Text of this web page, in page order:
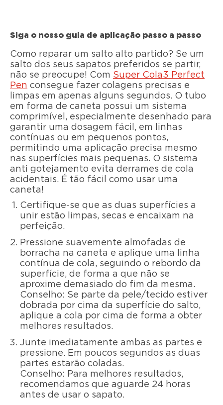
Siga o nosso guia de aplicação passo a passo
Como reparar um salto alto partido? Se um
salto dos seus sapatos preferidos se partir,
não se preocupe! Com Super Cola3 Perfect
Pen consegue fazer colagens precisas e
limpas em apenas alguns segundos. O tubo
em forma de caneta possui um sistema
comprimível, especialmente desenhado para
garantir uma dosagem fácil, em linhas
contínuas ou em pequenos pontos,
permitindo uma aplicação precisa mesmo
nas superfícies mais pequenas. O sistema
anti gotejamento evita derrames de cola
acidentais. É tão fácil como usar uma
caneta!
Certifique-se que as duas superfícies a
unir estão limpas, secas e encaixam na
perfeição.
Pressione suavemente almofadas de
borracha na caneta e aplique uma linha
contínua de cola, seguindo o rebordo da
superfície, de forma a que não se
aproxime demasiado do fim da mesma.
Conselho: Se parte da pele/tecido estiver
dobrada por cima da superfície do salto,
aplique a cola por cima de forma a obter
melhores resultados.
Junte imediatamente ambas as partes e
pressione. Em poucos segundos as duas
partes estarão coladas.
Conselho: Para melhores resultados,
recomendamos que aguarde 24 horas
antes de usar o sapato.